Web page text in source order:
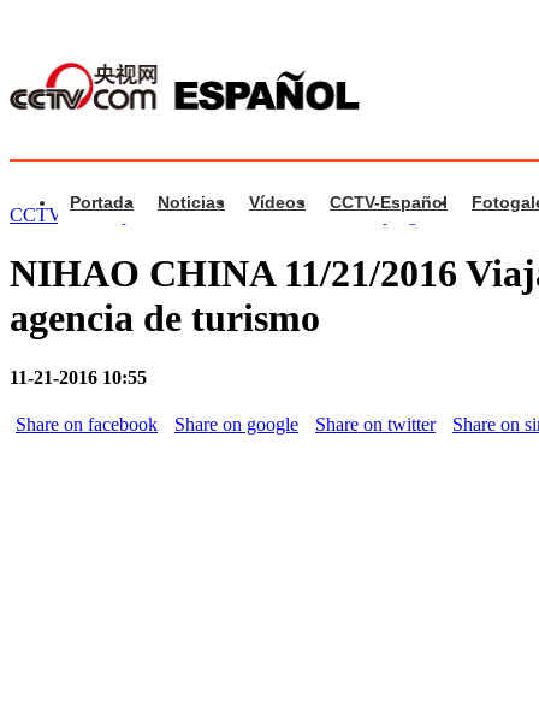
Portada Noticias Vídeos CCTV-Español
CCTV.com Español>Nihao China>Videos de programa
NIHAO CHINA 11/21/2016
agencia de turismo
11-21-2016 10:55
Share on facebook Share on google Share on twitter Share on